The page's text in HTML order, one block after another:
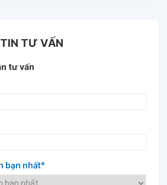
TƯ VẤN
tư vấn
bạn nhất*